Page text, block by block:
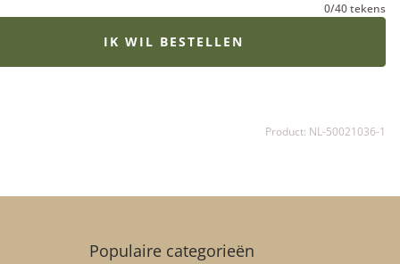
0/40 tekens
IK WIL BESTELLEN
Product: NL-50021036-1
Populaire categorieën